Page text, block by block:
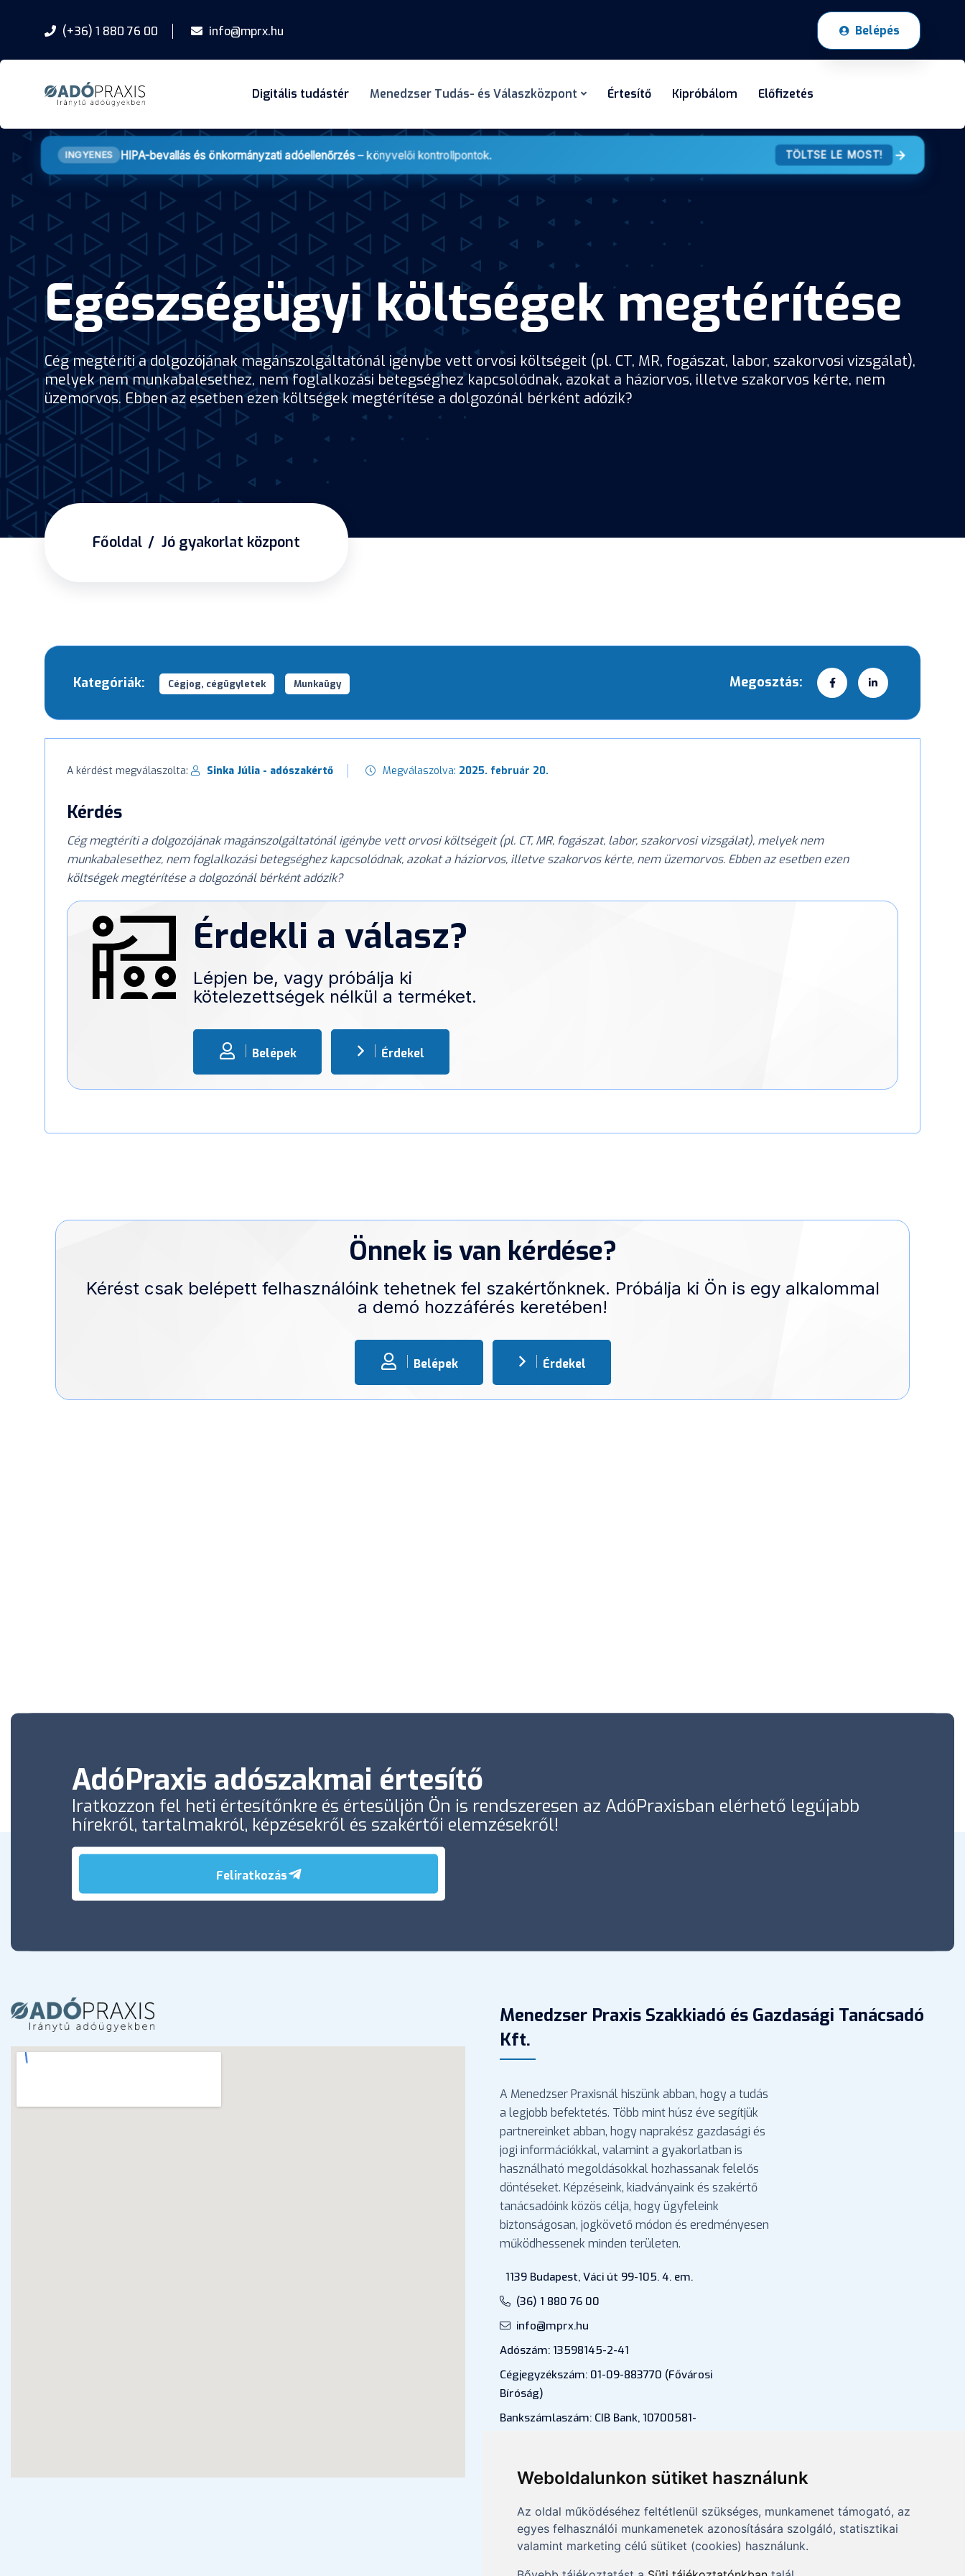
Weboldalunkon sütiket használunk
Az oldal működéséhez feltétlenül szükséges, munkamenet támogató, az
egyes felhasználói munkamenetek azonosítására szolgáló, statisztikai
valamint marketing célú sütiket (cookies) használunk.
(+36) 1 880 76 00 info@mprx.hu Belépés
Digitális tudástér Menedzser Tudás- és Válaszközpont Értesítő Kipróbálom Előfizetés
INGYENES HIPA-bevallás és önkormányzati adóellenőrzés– könyvelői kontrollpontok. TÖLTSE LE MOST!
Egészségügyi költségek megtérítése
Cég megtéríti a dolgozójának magánszolgáltatónál igénybe vett orvosi költségeit (pl. CT, MR, fogászat, labor, szakorvosi vizsgálat),
melyek nem munkabalesethez, nem foglalkozási betegséghez kapcsolódnak, azokat a háziorvos, illetve szakorvos kérte, nem
üzemorvos. Ebben az esetben ezen költségek megtérítése a dolgozónál bérként adózik?
Főoldal Jó gyakorlat központ
Kategóriák: Cégjog, cégügyletek Munkaügy Megosztás:
A kérdést megválaszolta: Sinka Júlia - adószakértő Megválaszolva: 2025. február 20.
Kérdés
Cég megtéríti a dolgozójának magánszolgáltatónál igénybe vett orvosi költségeit (pl. CT, MR, fogászat, labor, szakorvosi vizsgálat), melyek nem
munkabalesethez, nem foglalkozási betegséghez kapcsolódnak, azokat a háziorvos, illetve szakorvos kérte, nem üzemorvos. Ebben az esetben ezen
költségek megtérítése a dolgozónál bérként adózik?
Érdekli a válasz?
Lépjen be, vagy próbálja ki
kötelezettségek nélkül a terméket.
Belépek Érdekel
Önnek is van kérdése?
Kérést csak belépett felhasználóink tehetnek fel szakértőnknek. Próbálja ki Ön is egy alkalommal
a demó hozzáférés keretében!
Belépek Érdekel
AdóPraxis adószakmai értesítő
Iratkozzon fel heti értesítőnkre és értesüljön Ön is rendszeresen az AdóPraxisban elérhető legújabb
hírekről, tartalmakról, képzésekről és szakértői elemzésekről!
Feliratkozás
Menedzser Praxis Szakkiadó és Gazdasági Tanácsadó
Kft.
A Menedzser Praxisnál hiszünk abban, hogy a tudás
a legjobb befektetés. Több mint húsz éve segítjük
partnereinket abban, hogy naprakész gazdasági és
jogi információkkal, valamint a gyakorlatban is
használható megoldásokkal hozhassanak felelős
döntéseket. Képzéseink, kiadványaink és szakértő
tanácsadóink közös célja, hogy ügyfeleink
biztonságosan, jogkövető módon és eredményesen
működhessenek minden területen.
1139 Budapest, Váci út 99-105. 4. em.
(36) 1 880 76 00
info@mprx.hu
Adószám: 13598145-2-41
Cégjegyzékszám: 01-09-883770 (Fővárosi
Bíróság)
Bankszámlaszám: CIB Bank, 10700581-
B/2020/000053